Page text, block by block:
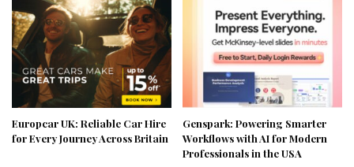
Europcar UK: Reliable Car Hire
for Every Journey Across Britain
Genspark: Powering Smarter
Workflows with AI for Modern
Professionals in the USA